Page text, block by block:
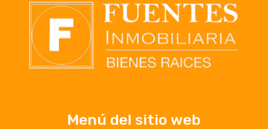
Menú del sitio web